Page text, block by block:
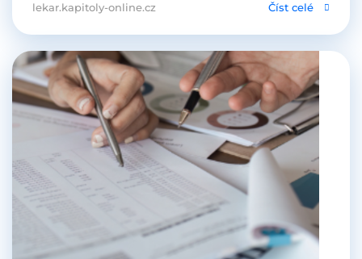
lekar.kapitoly-online.cz Číst celé